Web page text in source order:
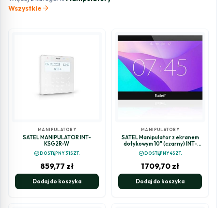
Wszystkie arrow_forward
MANIPULATORY
SATEL MANIPULATOR INT-
KSG2R-W
check_circleDOSTĘPNY 31SZT.
859,77 zł
Dodaj do koszyka
MANIPULATORY
SATEL Manipulator z ekranem
dotykowym 10" (czarny) INT-
TSH210-B
check_circleDOSTĘPNY 4SZT.
1709,70 zł
Dodaj do koszyka